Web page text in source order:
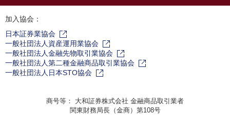
加入協会：
日本証券業協会
一般社団法人資産運用業協会
一般社団法人金融先物取引業協会
一般社団法人第二種金融商品取引業協会
一般社団法人日本STO協会
商号等： 大和証券株式会社 金融商品取引業者
関東財務局長（金商）第108号